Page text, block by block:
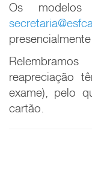
Os
reapreciação
exame), pelo
cartão.